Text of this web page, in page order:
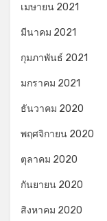
เมษายน 2021
มีนาคม 2021
กุมภาพันธ์ 2021
มกราคม 2021
ธันวาคม 2020
พฤศจิกายน 2020
ตุลาคม 2020
กันยายน 2020
สิงหาคม 2020